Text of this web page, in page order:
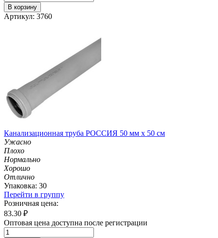
В корзину
Артикул: 3760
Канализационная труба РОССИЯ 50 мм х 50 см
Ужасно
Плохо
Нормально
Хорошо
Отлично
Упаковка: 30
Перейти в группу
Розничная цена:
83.30 ₽
Оптовая цена доступна после регистрации